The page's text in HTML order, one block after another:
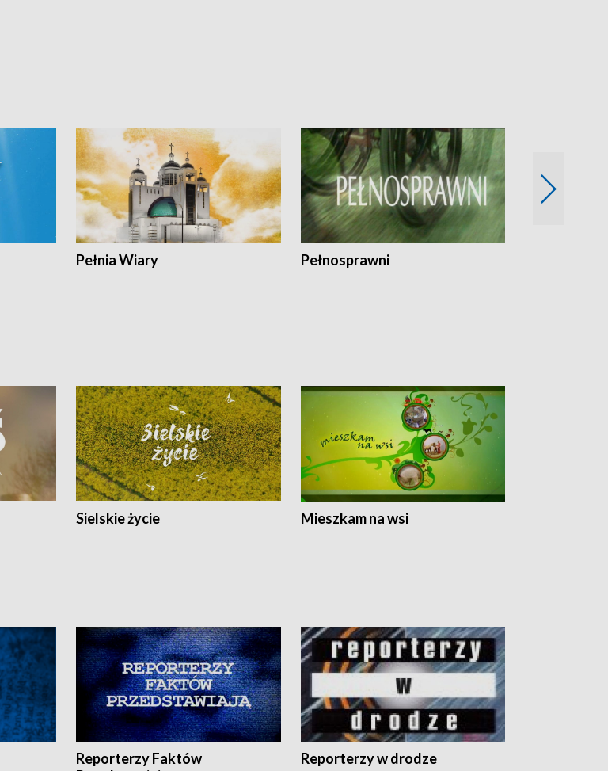
Pełnia Wiary Pełnosprawni
Sielskie życie Mieszkam na wsi
Reporterzy Faktów
Reporterzy w drodze